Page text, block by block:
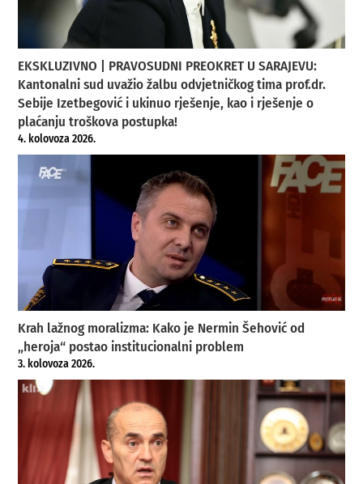
EKSKLUZIVNO | PRAVOSUDNI PREOKRET U SARAJEVU:
Kantonalni sud uvažio žalbu odvjetničkog tima prof.dr.
Sebije Izetbegović i ukinuo rješenje, kao i rješenje o
plaćanju troškova postupka!
4. kolovoza 2026.
Krah lažnog moralizma: Kako je Nermin Šehović od
„heroja“ postao institucionalni problem
3. kolovoza 2026.